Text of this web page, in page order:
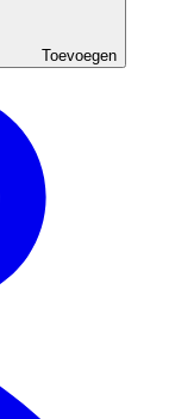
Toevoegen